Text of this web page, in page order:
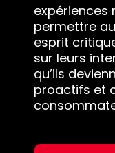
expériences
permettre
esprit
sur leurs
qu’ils
proactifs et